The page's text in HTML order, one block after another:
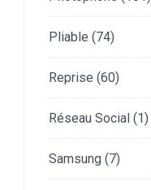
Pliable (74)
Reprise (60)
Réseau Social (1)
Samsung (7)